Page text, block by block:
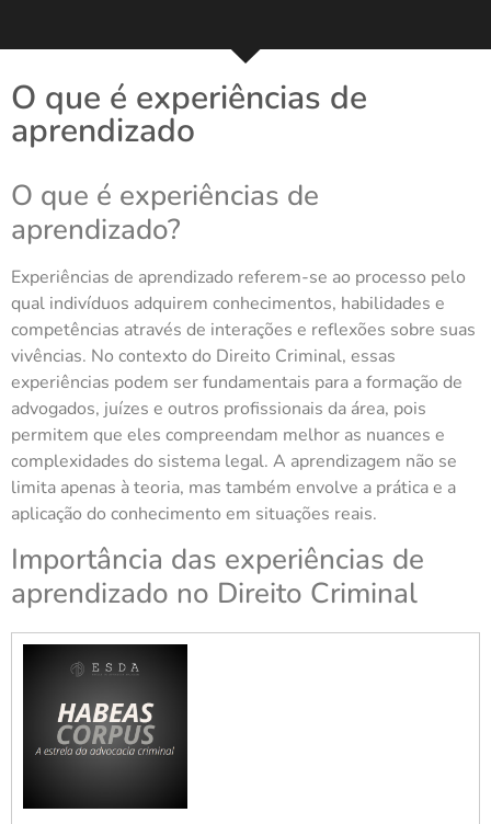
O que é experiências de
aprendizado
O que é experiências de
aprendizado?
Experiências de aprendizado referem-se ao processo pelo
qual indivíduos adquirem conhecimentos, habilidades e
competências através de interações e reflexões sobre suas
vivências. No contexto do Direito Criminal, essas
experiências podem ser fundamentais para a formação de
advogados, juízes e outros profissionais da área, pois
permitem que eles compreendam melhor as nuances e
complexidades do sistema legal. A aprendizagem não se
limita apenas à teoria, mas também envolve a prática e a
aplicação do conhecimento em situações reais.
Importância das experiências de
aprendizado no Direito Criminal